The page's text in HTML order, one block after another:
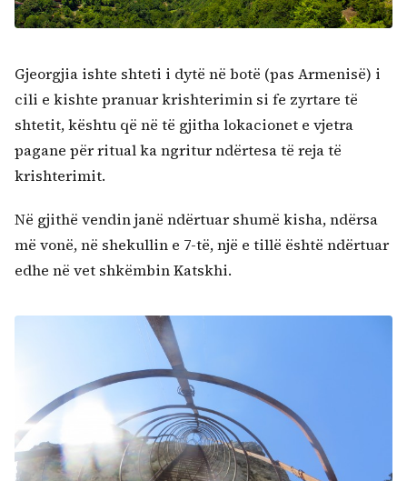
Gjeorgjia ishte shteti i dytë në botë (pas Armenisë) i
cili e kishte pranuar krishterimin si fe zyrtare të
shtetit, kështu që në të gjitha lokacionet e vjetra
pagane për ritual ka ngritur ndërtesa të reja të
krishterimit.
Në gjithë vendin janë ndërtuar shumë kisha, ndërsa
më vonë, në shekullin e 7-të, një e tillë është ndërtuar
edhe në vet shkëmbin Katskhi.